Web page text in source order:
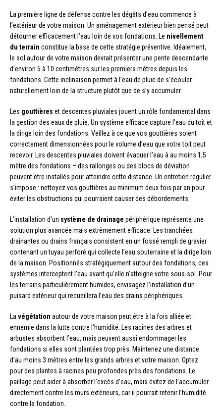
La première ligne de défense contre les dégâts d’eau commence à
l’extérieur de votre maison. Un aménagement extérieur bien pensé peut
détourner efficacement l’eau loin de vos fondations. Le nivellement
du terrain constitue la base de cette stratégie préventive. Idéalement,
le sol autour de votre maison devrait présenter une pente descendante
d’environ 5 à 10 centimètres sur les premiers mètres depuis les
fondations. Cette inclinaison permet à l’eau de pluie de s’écouler
naturellement loin de la structure plutôt que de s’y accumuler.
Les gouttières et descentes pluviales jouent un rôle fondamental dans
la gestion des eaux de pluie. Un système efficace capture l’eau du toit et
la dirige loin des fondations. Veillez à ce que vos gouttières soient
correctement dimensionnées pour le volume d’eau que votre toit peut
recevoir. Les descentes pluviales doivent évacuer l’eau à au moins 1,5
mètre des fondations – des rallonges ou des blocs de déviation
peuvent être installés pour atteindre cette distance. Un entretien régulier
s’impose : nettoyez vos gouttières au minimum deux fois par an pour
éviter les obstructions qui pourraient causer des débordements.
L’installation d’un système de drainage périphérique représente une
solution plus avancée mais extrêmement efficace. Les tranchées
drainantes ou drains français consistent en un fossé rempli de gravier
contenant un tuyau perforé qui collecte l’eau souterraine et la dirige loin
de la maison. Positionnés stratégiquement autour des fondations, ces
systèmes interceptent l’eau avant qu’elle n’atteigne votre sous-sol. Pour
les terrains particulièrement humides, envisagez l’installation d’un
puisard extérieur qui recueillera l’eau des drains périphériques.
La végétation autour de votre maison peut être à la fois alliée et
ennemie dans la lutte contre l’humidité. Les racines des arbres et
arbustes absorbent l’eau, mais peuvent aussi endommager les
fondations si elles sont plantées trop près. Maintenez une distance
d’au moins 3 mètres entre les grands arbres et votre maison. Optez
pour des plantes à racines peu profondes près des fondations. Le
paillage peut aider à absorber l’excès d’eau, mais évitez de l’accumuler
directement contre les murs extérieurs, car il pourrait retenir l’humidité
contre la fondation.